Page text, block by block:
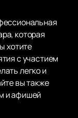
которая
хотите
с участием
легко и
вы также
и афишей